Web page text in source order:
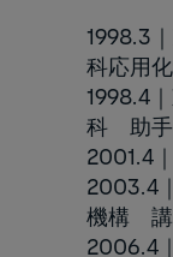
1998.3
科応用
1998.4
科 助手
2001.4
2003.4
機構
2006.4